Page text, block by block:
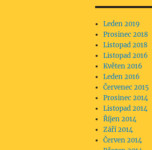
Leden 2019
Prosinec 2018
Listopad 2018
Listopad 2016
Květen 2016
Leden 2016
Červenec 2015
Prosinec 2014
Listopad 2014
Říjen 2014
Září 2014
Červen 2014